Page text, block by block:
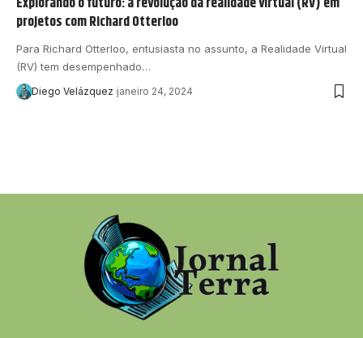
projetos com Richard Otterloo
Para Richard Otterloo, entusiasta no assunto, a Realidade Virtual
(RV) tem desempenhado…
Diego Velázquez janeiro 24, 2024